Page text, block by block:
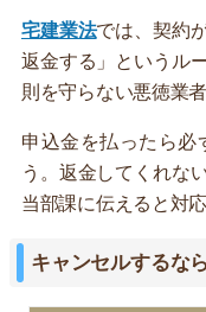
宅建業法では、契約
返金する」というル
則を守らない悪徳業
申込金を払ったら必
う。返金してくれな
当部課に伝えると対
キャンセルするな